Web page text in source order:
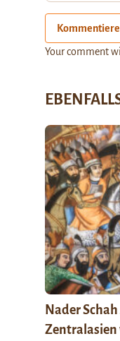
Your comment
Nader
Zentralasien